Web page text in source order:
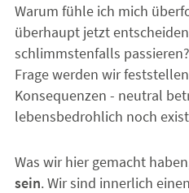
Warum fühle ich mich
überhaupt jetzt
schlimmstenfalls
Frage werden wir
Konsequenzen - neutral
lebensbedrohlich noch
Was wir hier gemacht
sein. Wir sind innerlich